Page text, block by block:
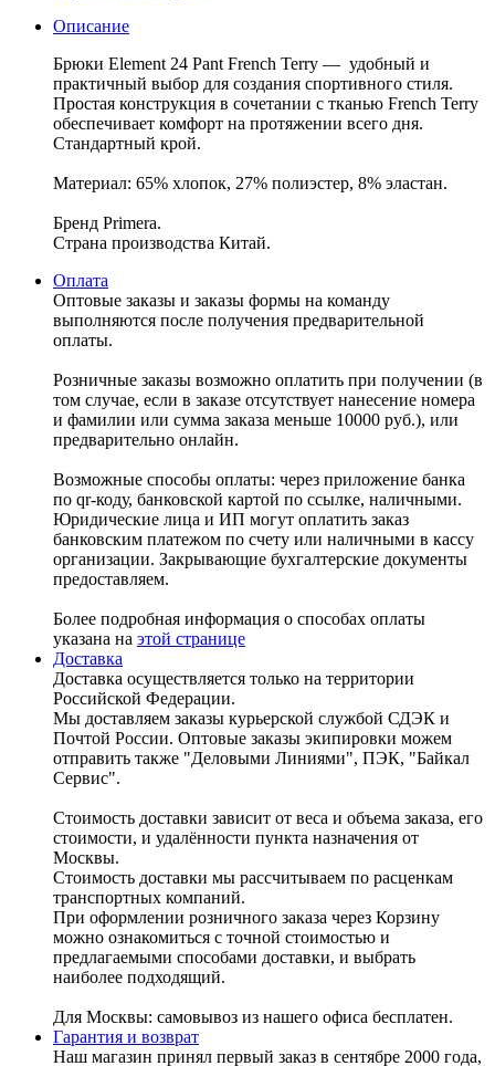
Описание
Брюки Element 24 Pant French Terry — удобный и
практичный выбор для создания спортивного стиля.
Простая конструкция в сочетании с тканью French Terry
обеспечивает комфорт на протяжении всего дня.
Стандартный крой.
Материал: 65% хлопок, 27% полиэстер, 8% эластан.
Бренд Primera.
Страна производства Китай.
Оплата
Оптовые заказы и заказы формы на команду
выполняются после получения предварительной
оплаты.
Розничные заказы возможно оплатить при получении (в
том случае, если в заказе отсутствует нанесение номера
и фамилии или сумма заказа меньше 10000 руб.), или
предварительно онлайн.
Возможные способы оплаты: через приложение банка
по qr-коду, банковской картой по ссылке, наличными.
Юридические лица и ИП могут оплатить заказ
банковским платежом по счету или наличными в кассу
организации. Закрывающие бухгалтерские документы
предоставляем.
Более подробная информация о способах оплаты
указана на этой странице
Доставка
Доставка осуществляется только на территории
Российской Федерации.
Мы доставляем заказы курьерской службой СДЭК и
Почтой России. Оптовые заказы экипировки можем
отправить также "Деловыми Линиями", ПЭК, "Байкал
Сервис".
Стоимость доставки зависит от веса и объема заказа, его
стоимости, и удалённости пункта назначения от
Москвы.
Стоимость доставки мы рассчитываем по расценкам
транспортных компаний.
При оформлении розничного заказа через Корзину
можно ознакомиться с точной стоимостью и
предлагаемыми способами доставки, и выбрать
наиболее подходящий.
Для Москвы: самовывоз из нашего офиса бесплатен.
Гарантия и возврат
Наш магазин принял первый заказ в сентябре 2000 года,